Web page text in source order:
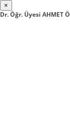
×
Dr. Öğr. Üyesi AHMET